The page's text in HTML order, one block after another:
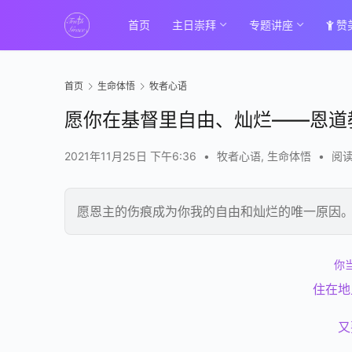
首页 主日崇拜 专题讲座 赞
首页 生命体悟 牧者心语
愿你在基督里自由、灿烂——恩道
2021年11月25日 下午6:36 • 牧者心语, 生命体悟 • 阅
愿恩主的伤痕成为你我的自由和灿烂的唯一原因
你
住在